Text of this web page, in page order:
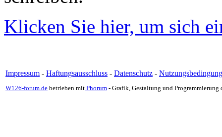
Klicken Sie hier, um sich
Impressum - Haftungsausschluss - Datenschutz -
W126-forum.de betrieben mit Phorum - Grafik, Gestaltung und Programmierung